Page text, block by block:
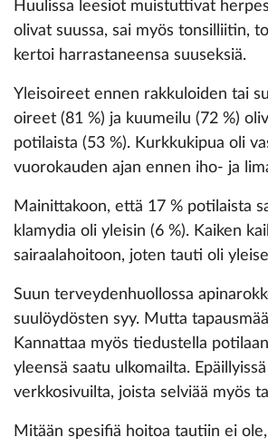
Huulissa leesiot muistuttivat
olivat suussa, sai myös tonsilliitin,
kertoi harrastaneensa suuseksiä.
Yleisoireet ennen rakkuloiden tai
oireet (81 %) ja kuumeilu (72 %)
potilaista (53 %). Kurkkukipua oli
vuorokauden ajan ennen iho- ja
Mainittakoon, että 17 % potilaista
klamydia oli yleisin (6 %). Kaiken
sairaalahoitoon, joten tauti oli
Suun terveydenhuollossa
suulöydösten syy. Mutta
Kannattaa myös tiedustella
yleensä saatu ulkomailta.
verkkosivuilta, joista selviää myös
Mitään spesifiä hoitoa tautiin ei